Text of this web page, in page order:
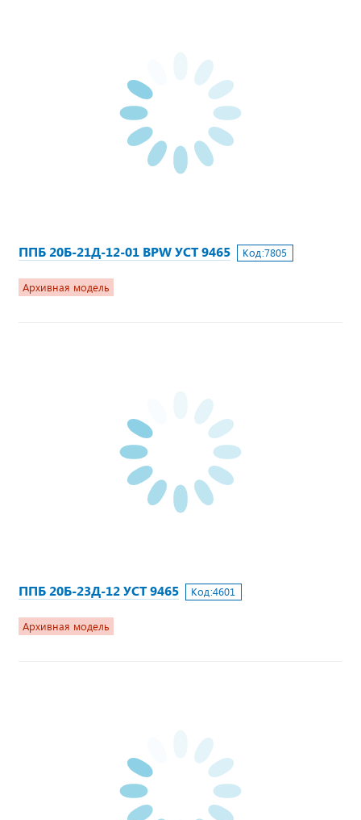
ППБ 20Б-21Д-12-01 BPW УСТ 9465 Код:7805
Архивная модель
ППБ 20Б-23Д-12 УСТ 9465 Код:4601
Архивная модель